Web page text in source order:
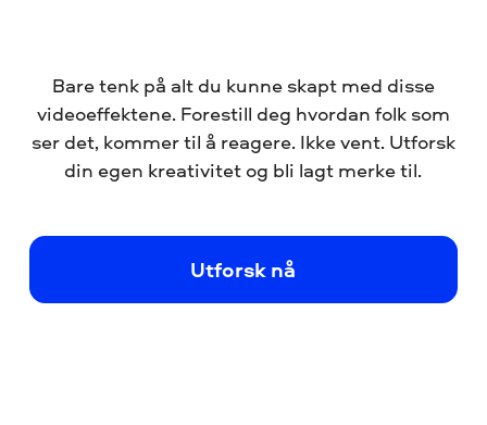
Bare tenk på alt du kunne skapt med disse
videoeffektene. Forestill deg hvordan folk som
ser det, kommer til å reagere. Ikke vent. Utforsk
din egen kreativitet og bli lagt merke til.
Utforsk nå